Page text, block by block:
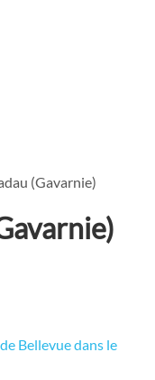
(Gavarnie)
Bellevue dans le